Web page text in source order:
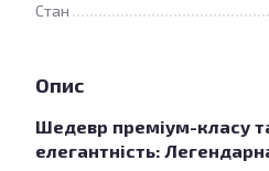
Стан
Опис
Шедевр преміум-класу
елегантність: